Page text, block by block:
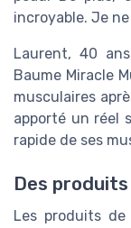
incroyable. Je
Laurent, 40
Baume Miracle
musculaires
apporté un réel
rapide de ses
Des
Les produits de